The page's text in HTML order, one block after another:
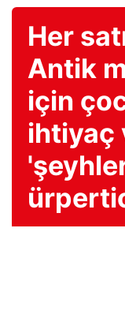
Her
Antik
için
ihtiyaç